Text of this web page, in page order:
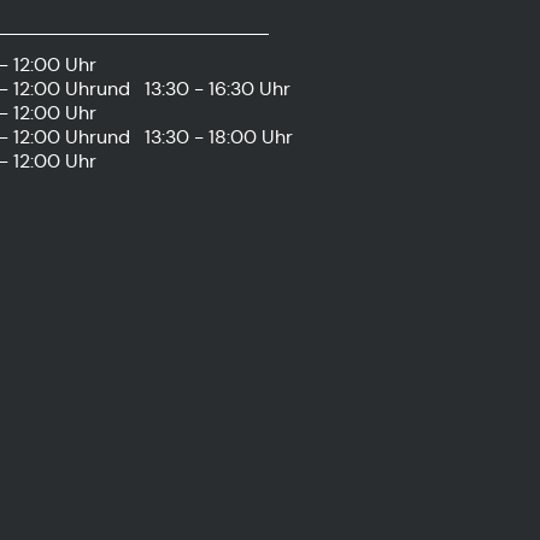
12:00 Uhr
12:00 Uhrund
13:30 - 16:30 Uhr
12:00 Uhr
12:00 Uhrund
13:30 - 18:00 Uhr
12:00 Uhr